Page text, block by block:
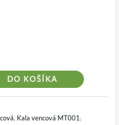
DO KOŠÍKA
, Kala vencová MT001,